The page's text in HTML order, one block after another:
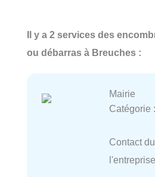
Il y a 2 services des
ou débarras à Breuches :
Mairie
Catégorie :
Contact